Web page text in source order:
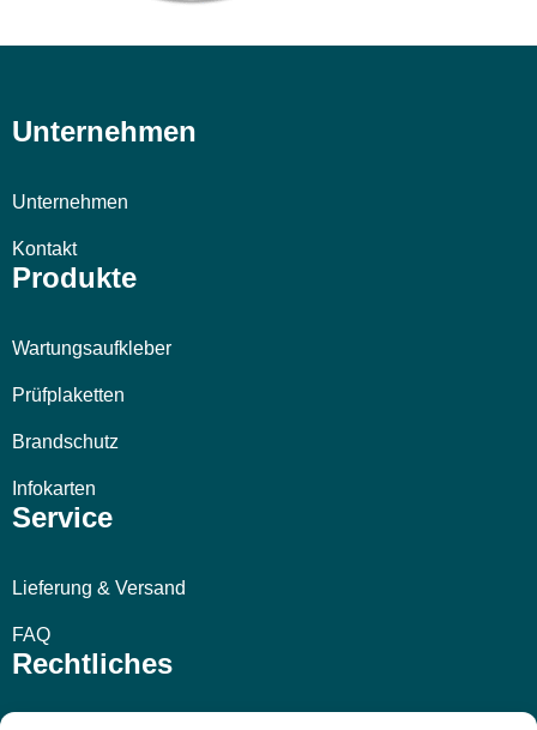
Unternehmen
Unternehmen
Kontakt
Produkte
Wartungsaufkleber
Prüfplaketten
Brandschutz
Infokarten
Service
Lieferung & Versand
FAQ
Rechtliches